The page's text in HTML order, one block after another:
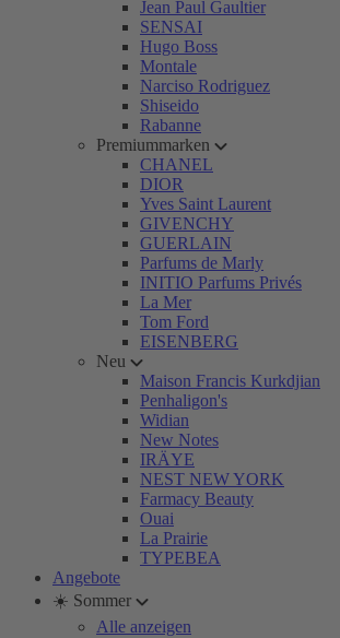
Jean Paul Gaultier
SENSAI
Hugo Boss
Montale
Narciso Rodriguez
Shiseido
Rabanne
Premiummarken
CHANEL
DIOR
Yves Saint Laurent
GIVENCHY
GUERLAIN
Parfums de Marly
INITIO Parfums Privés
La Mer
Tom Ford
EISENBERG
Neu
Maison Francis Kurkdjian
Penhaligon's
Widian
New Notes
IRÄYE
NEST NEW YORK
Farmacy Beauty
Ouai
La Prairie
TYPEBEA
Angebote
☀️ Sommer
Alle anzeigen